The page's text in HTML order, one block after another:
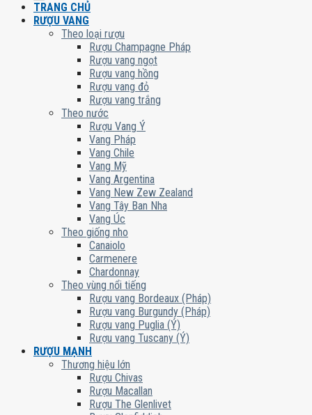
TRANG CHỦ
RƯỢU VANG
Theo loại rượu
Rượu Champagne Pháp
Rượu vang ngọt
Rượu vang hồng
Rượu vang đỏ
Rượu vang trắng
Theo nước
Rượu Vang Ý
Vang Pháp
Vang Chile
Vang Mỹ
Vang Argentina
Vang New Zew Zealand
Vang Tây Ban Nha
Vang Úc
Theo giống nho
Canaiolo
Carmenere
Chardonnay
Theo vùng nổi tiếng
Rượu vang Bordeaux (Pháp)
Rượu vang Burgundy (Pháp)
Rượu vang Puglia (Ý)
Rượu vang Tuscany (Ý)
RƯỢU MẠNH
Thương hiệu lớn
Rượu Chivas
Rượu Macallan
Rượu The Glenlivet